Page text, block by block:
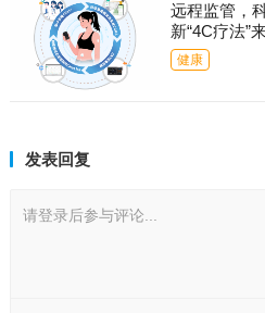
远程监管，
新“4C疗法”
健康
发表回复
请登录后参与评论...